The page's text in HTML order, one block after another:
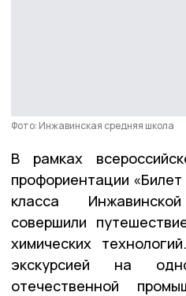
Фото: Инжавинская средняя школа
В рамках
профориентации
класса
совершили
химических
экскурсией на
отечественной